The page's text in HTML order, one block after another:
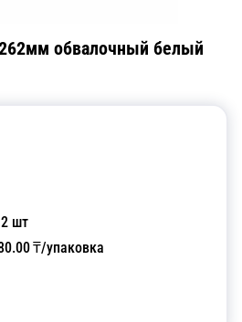
обвалочный белый
шт
₸/упаковка